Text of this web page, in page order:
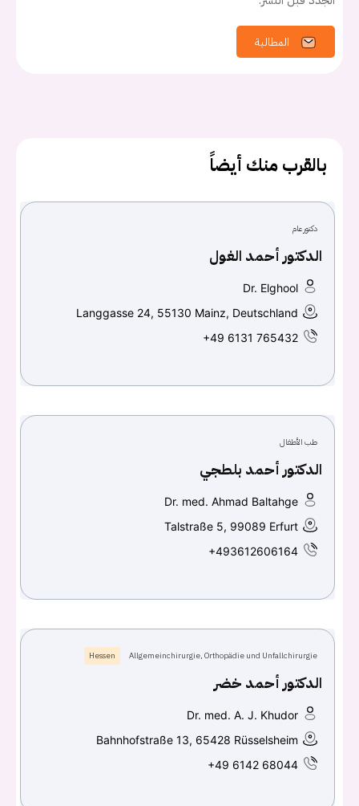
تسجيل الدخول
Facebook
المطالبة
بالقرب منك أيضاً
دكتور عام
الدكتور أحمد الغول
Dr. Elghool
Langgasse 24, 55130 Mainz, Deutschland
+49 6131 765432
طب الأطفال
الدكتور أحمد بلطجي
Dr. med. Ahmad Baltahge
Talstraße 5, 99089 Erfurt
+493612606164
Allgemeinchirurgie, Orthopädie und Unfallchirurgie
Hessen
الدكتور أحمد خضر
Dr. med. A. J. Khudor
Bahnhofstraße 13, 65428 Rüsselsheim
+49 6142 68044